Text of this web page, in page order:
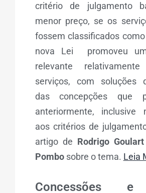
critério de julgamento
menor preço, se os
fossem classificados
nova Lei promoveu
relevante
serviços, com soluções
das concepções que
anteriormente, inclusive
aos critérios de
artigo de Rodrigo
Pombosobre o tema. Leia
Concessões e